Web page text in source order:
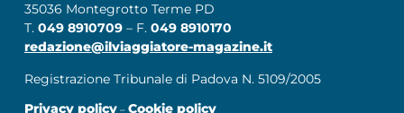
35036 Montegrotto Terme PD
T. 049 8910709 – F. 049 8910170
redazione@ilviaggiatore-magazine.it
Registrazione Tribunale di Padova N. 5109/2005
Privacy policy– Cookie policy